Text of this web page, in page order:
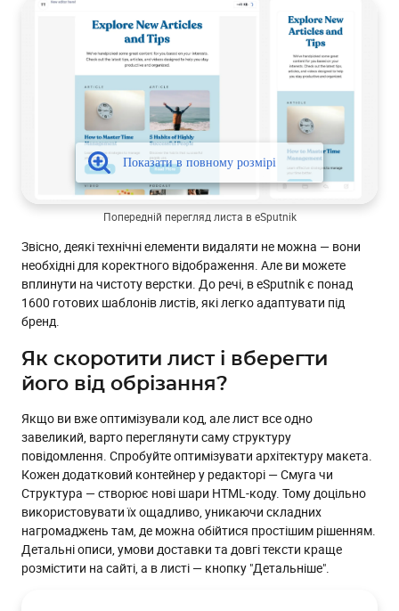
Попередній перегляд листа в eSputnik
Звісно, деякі технічні елементи видаляти не можна — вони
необхідні для коректного відображення. Але ви можете
вплинути на чистоту верстки. До речі, в eSputnik є понад
1600 готових шаблонів листів, які легко адаптувати під
бренд.
Як скоротити лист і вберегти
його від обрізання?
Якщо ви вже оптимізували код, але лист все одно
завеликий, варто переглянути саму структуру
повідомлення. Спробуйте оптимізувати архітектуру макета.
Кожен додатковий контейнер у редакторі — Смуга чи
Структура — створює нові шари HTML-коду. Тому доцільно
використовувати їх ощадливо, уникаючи складних
нагромаджень там, де можна обійтися простішим рішенням.
Детальні описи, умови доставки та довгі тексти краще
розмістити на сайті, а в листі — кнопку "Детальніше".